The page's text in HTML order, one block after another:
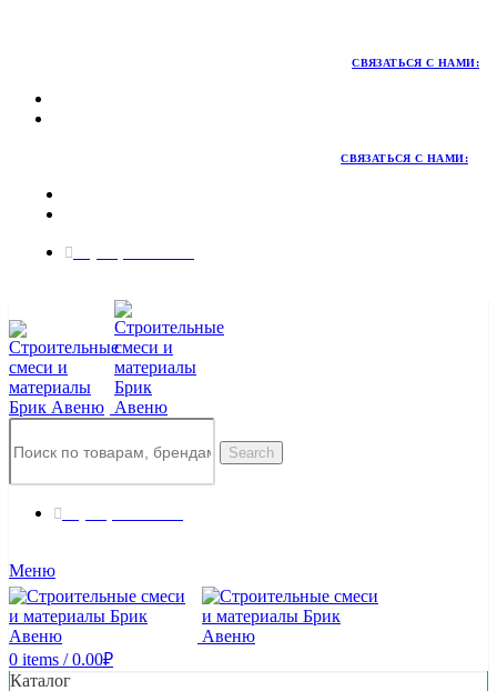
СВЯЗАТЬСЯ С НАМИ:
СВЯЗАТЬСЯ С НАМИ:
Search
Меню
0 items / 0.00₽
Каталог